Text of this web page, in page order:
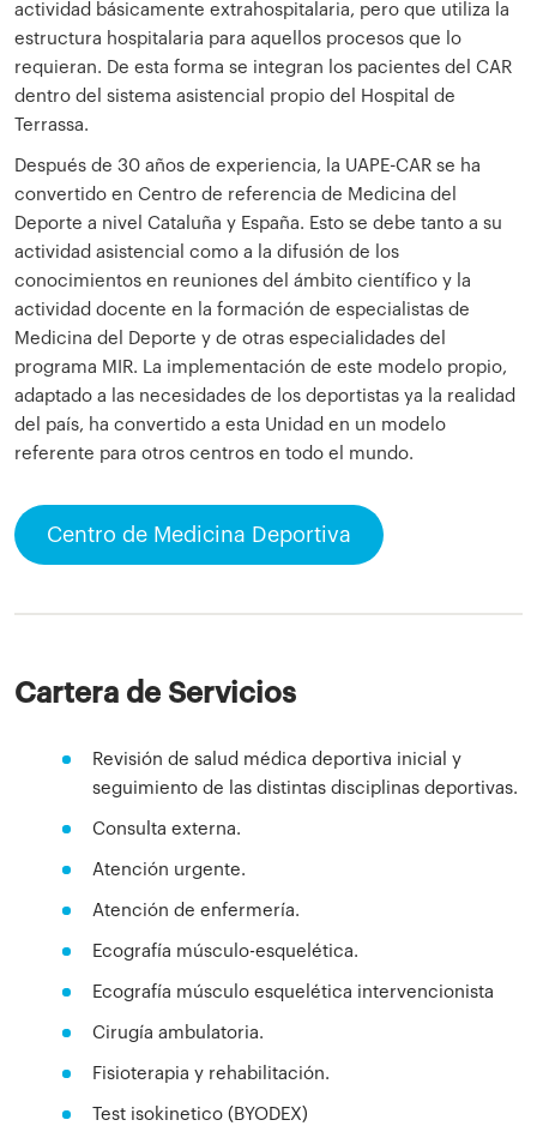
actividad básicamente extrahospitalaria, pero que utiliza la
estructura hospitalaria para aquellos procesos que lo
requieran. De esta forma se integran los pacientes del CAR
dentro del sistema asistencial propio del Hospital de
Terrassa.
Después de 30 años de experiencia, la UAPE-CAR se ha
convertido en Centro de referencia de Medicina del
Deporte a nivel Cataluña y España. Esto se debe tanto a su
actividad asistencial como a la difusión de los
conocimientos en reuniones del ámbito científico y la
actividad docente en la formación de especialistas de
Medicina del Deporte y de otras especialidades del
programa MIR. La implementación de este modelo propio,
adaptado a las necesidades de los deportistas ya la realidad
del país, ha convertido a esta Unidad en un modelo
referente para otros centros en todo el mundo.
Centro de Medicina Deportiva
Cartera de Servicios
Revisión de salud médica deportiva inicial y
seguimiento de las distintas disciplinas deportivas.
Consulta externa.
Atención urgente.
Atención de enfermería.
Ecografía músculo-esquelética.
Ecografía músculo esquelética intervencionista
Cirugía ambulatoria.
Fisioterapia y rehabilitación.
Test isokinetico (BYODEX)